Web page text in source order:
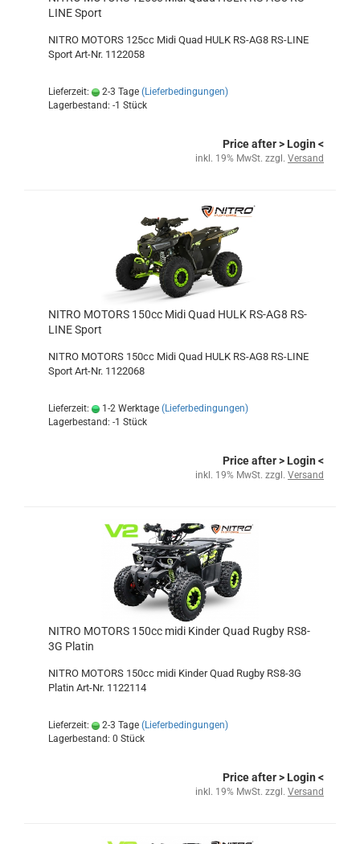
LINE Sport
NITRO MOTORS 125cc Midi Quad HULK RS-AG8 RS-LINE
Sport Art-Nr. 1122058
Lieferzeit: 2-3 Tage (Lieferbedingungen)
Lagerbestand: -1 Stück
Price after> Login <
inkl. 19% MwSt. zzgl. Versand
NITRO MOTORS 150cc Midi Quad HULK RS-AG8 RS-
LINE Sport
NITRO MOTORS 150cc Midi Quad HULK RS-AG8 RS-LINE
Sport Art-Nr. 1122068
Lieferzeit: 1-2 Werktage (Lieferbedingungen)
Lagerbestand: -1 Stück
Price after> Login <
inkl. 19% MwSt. zzgl. Versand
NITRO MOTORS 150cc midi Kinder Quad Rugby RS8-
3G Platin
NITRO MOTORS 150cc midi Kinder Quad Rugby RS8-3G
Platin Art-Nr. 1122114
Lieferzeit: 2-3 Tage (Lieferbedingungen)
Lagerbestand: 0 Stück
Price after> Login <
inkl. 19% MwSt. zzgl. Versand